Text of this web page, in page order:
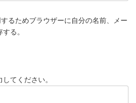
るためブラウザーに自分の名前、メー
る。
てください。